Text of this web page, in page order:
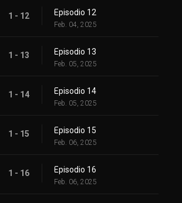
1 - 12 Episodio 12
Feb. 04, 2025
1 - 13 Episodio 13
Feb. 05, 2025
1 - 14 Episodio 14
Feb. 05, 2025
1 - 15 Episodio 15
Feb. 06, 2025
1 - 16 Episodio 16
Feb. 06, 2025